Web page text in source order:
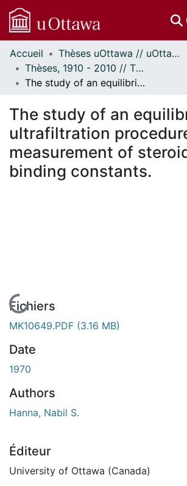
Communautés
et collections
Parcourir
À propos
Accueil
Thèses uOttawa // uOttawa Theses
Thèses, 1910 - 2010 // Theses, 1910 - 2010
The study of an equilibrium ultrafiltration procedure for the measurement of steroid-protein binding constants.
The study of an
ultrafiltration
measurement of
binding constants.
En cours de chargement...
Fichiers
MK10649.PDF (3.16 MB)
Date
1970
Authors
Hanna, Nabil S.
Éditeur
University of Ottawa (Canada)